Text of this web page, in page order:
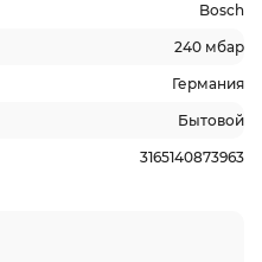
Bosch
240 мбар
Германия
Бытовой
3165140873963